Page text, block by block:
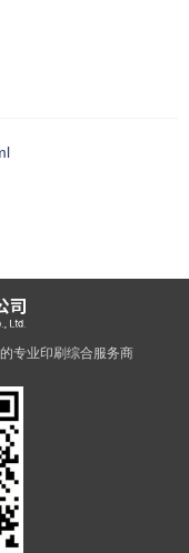
好口碑品质
专业印刷综合服务商